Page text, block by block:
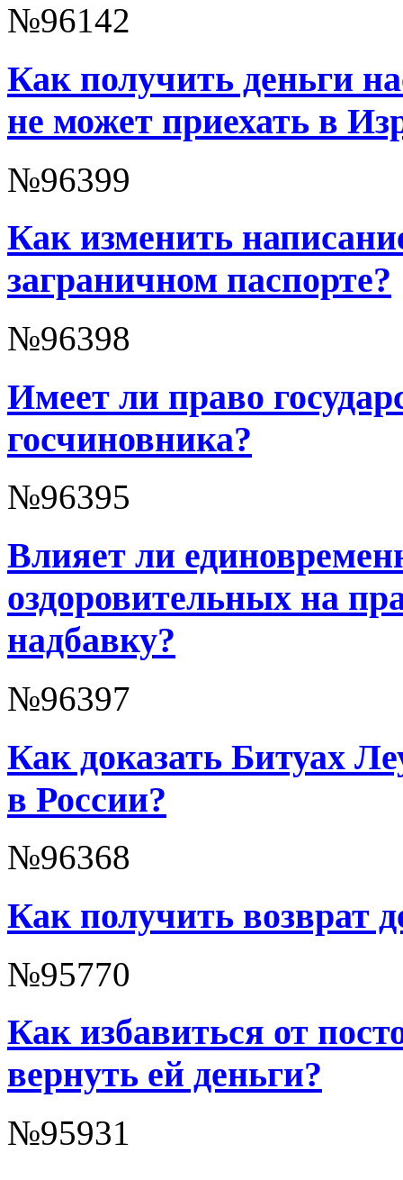
№96142
Как получить деньги
не может приехать в
№96399
Как изменить
заграничном паспорте?
№96398
Имеет ли право
госчиновника?
№96395
Влияет ли
оздоровительных на
надбавку?
№96397
Как доказать Битуах
в России?
№96368
Как получить возврат
№95770
Как избавиться от
вернуть ей деньги?
№95931